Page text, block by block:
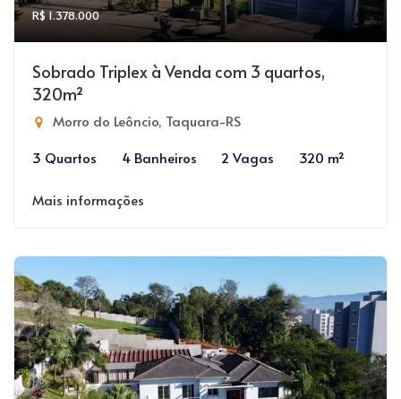
R$ 1.378.000
Sobrado Triplex à Venda com 3 quartos,
320m²
Morro do Leôncio, Taquara-RS
3 Quartos
4 Banheiros 2 Vagas 320 m²
Mais informações